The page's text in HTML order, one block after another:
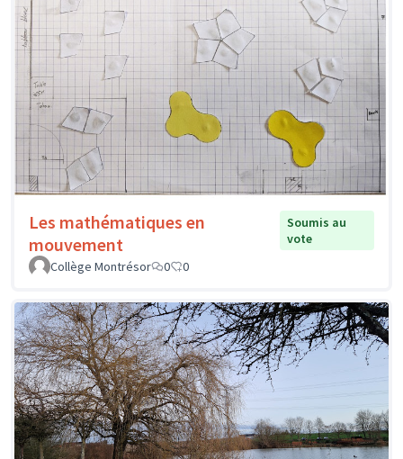
Les mathématiques en
mouvement
Soumis au
vote
Collège Montrésor
0 0